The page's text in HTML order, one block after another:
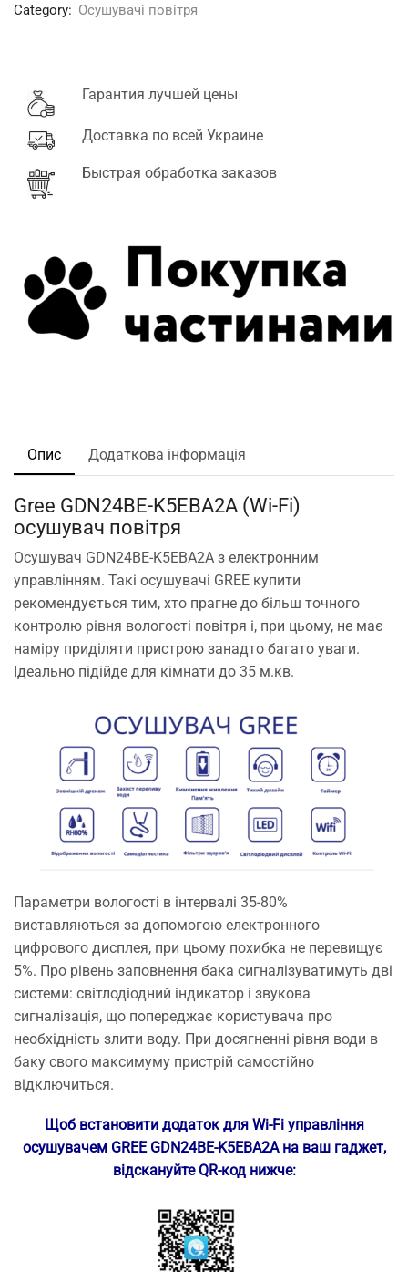
Category: Осушувачі повітря
Гарантия лучшей цены
Доставка по всей Украине
Быстрая обработка заказов
Опис Додаткова інформація
Gree GDN24BE-K5EBA2A (Wi-Fi)
осушувач повітря
Осушувач GDN24BE-K5EBA2A з електронним
управлінням. Такі осушувачі GREE купити
рекомендується тим, хто прагне до більш точного
контролю рівня вологості повітря і, при цьому, не має
наміру приділяти пристрою занадто багато уваги.
Ідеально підійде для кімнати до 35 м.кв.
Параметри вологості в інтервалі 35-80%
виставляються за допомогою електронного
цифрового дисплея, при цьому похибка не перевищує
5%. Про рівень заповнення бака сигналізуватимуть дві
системи: світлодіодний індикатор і звукова
сигналізація, що попереджає користувача про
необхідність злити воду. При досягненні рівня води в
баку свого максимуму пристрій самостійно
відключиться.
Щоб встановити додаток для Wi-Fi управління
осушувачем GREE GDN24BE-K5EBA2A на ваш гаджет,
відскануйте QR-код нижче: